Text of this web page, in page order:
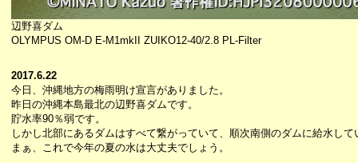
辺野喜ダム
OLYMPUS OM-D E-M1mkII ZUIKO12-40/2.8 PL-Filter
2017.6.22
今日、沖縄地方の梅雨明け宣言がありました。
昨日の沖縄本島最北の辺野喜ダムです。
貯水率90％弱です。
しかし北部にあるダムはすべて繋がっていて、順次南側のダムに給水し
まぁ、これで今年の夏の水は大丈夫でしょう。